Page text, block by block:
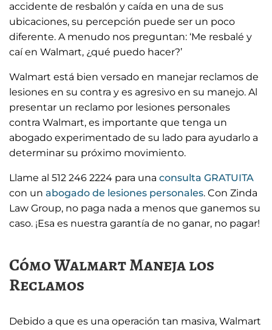
accidente de resbalón y caída en una de sus
ubicaciones, su percepción puede ser un poco
diferente. A menudo nos preguntan: ‘Me resbalé y
caí en Walmart, ¿qué puedo hacer?’
Walmart está bien versado en manejar reclamos de
lesiones en su contra y es agresivo en su manejo. Al
presentar un reclamo por lesiones personales
contra Walmart, es importante que tenga un
abogado experimentado de su lado para ayudarlo a
determinar su próximo movimiento.
Llame al 512 246 2224 para una consulta GRATUITA
con un abogado de lesiones personales. Con Zinda
Law Group, no paga nada a menos que ganemos su
caso. ¡Esa es nuestra garantía de no ganar, no pagar!
Cómo Walmart Maneja los
Reclamos
Debido a que es una operación tan masiva, Walmart